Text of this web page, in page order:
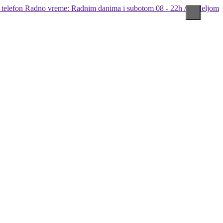
Radno vreme: Radnim danima i subotom 08 - 22h / Nedeljom